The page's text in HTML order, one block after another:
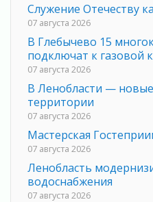
Служение Отечеству
07 августа 2026
В Глебычево 15
подключат к газовой
07 августа 2026
В Ленобласти —
территории
07 августа 2026
Мастерская
07 августа 2026
Ленобласть
водоснабжения
07 августа 2026